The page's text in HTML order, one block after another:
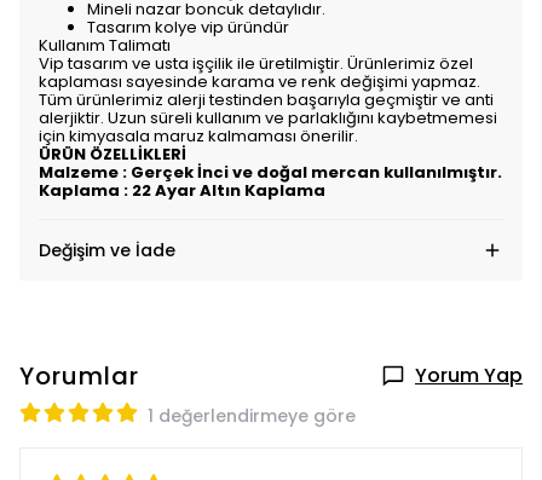
Mineli nazar boncuk detaylıdır.
Tasarım kolye vip üründür
Kullanım Talimatı
Vip tasarım ve usta işçilik ile üretilmiştir. Ürünlerimiz özel
kaplaması sayesinde karama ve renk değişimi yapmaz.
Tüm ürünlerimiz alerji testinden başarıyla geçmiştir ve anti
alerjiktir. Uzun süreli kullanım ve parlaklığını kaybetmemesi
için kimyasala maruz kalmaması önerilir.
ÜRÜN ÖZELLİKLERİ
Malzeme : Gerçek İnci ve doğal mercan kullanılmıştır.
Kaplama : 22 Ayar Altın Kaplama
Değişim ve İade
Yorumlar Yorum Yap
1 değerlendirmeye göre